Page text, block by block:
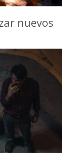
nuevos